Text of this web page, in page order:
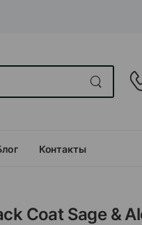
Контакты
Coat Sage &